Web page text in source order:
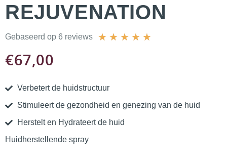
REJUVENATION
Gebaseerd op 6 reviews ★ ★ ★ ★ ★
€67,00
Verbetert de huidstructuur
Stimuleert de gezondheid en genezing van de huid
Herstelt en Hydrateert de huid
Huidherstellende spray